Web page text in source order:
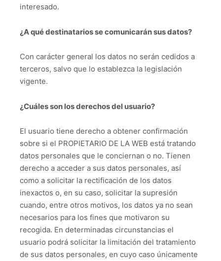
interesado.
¿A qué destinatarios se comunicarán sus datos?
Con carácter general los datos no serán cedidos a
terceros, salvo que lo establezca la legislación
vigente.
¿Cuáles son los derechos del usuario?
El usuario tiene derecho a obtener confirmación
sobre si el PROPIETARIO DE LA WEB está tratando
datos personales que le conciernan o no. Tienen
derecho a acceder a sus datos personales, así
como a solicitar la rectificación de los datos
inexactos o, en su caso, solicitar la supresión
cuando, entre otros motivos, los datos ya no sean
necesarios para los fines que motivaron su
recogida. En determinadas circunstancias el
usuario podrá solicitar la limitación del tratamiento
de sus datos personales, en cuyo caso únicamente